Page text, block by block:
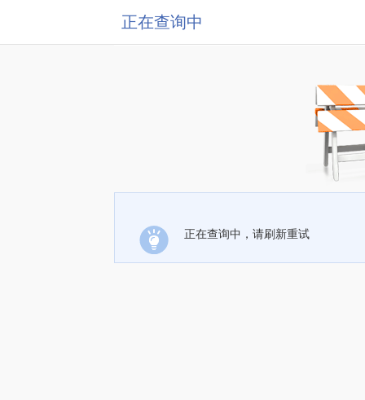
正在查询中
正在查询中，请刷新重试